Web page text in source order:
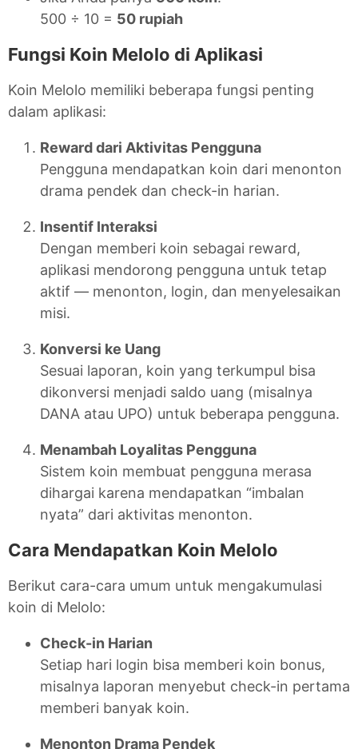
500 ÷ 10 = 50 rupiah
Fungsi Koin Melolo di Aplikasi
Koin Melolo memiliki beberapa fungsi penting
dalam aplikasi:
Reward dari Aktivitas Pengguna
Pengguna mendapatkan koin dari menonton
drama pendek dan check-in harian.
Insentif Interaksi
Dengan memberi koin sebagai reward,
aplikasi mendorong pengguna untuk tetap
aktif — menonton, login, dan menyelesaikan
misi.
Konversi ke Uang
Sesuai laporan, koin yang terkumpul bisa
dikonversi menjadi saldo uang (misalnya
DANA atau UPO) untuk beberapa pengguna.
Menambah Loyalitas Pengguna
Sistem koin membuat pengguna merasa
dihargai karena mendapatkan “imbalan
nyata” dari aktivitas menonton.
Cara Mendapatkan Koin Melolo
Berikut cara-cara umum untuk mengakumulasi
koin di Melolo:
Check-in Harian
Setiap hari login bisa memberi koin bonus,
misalnya laporan menyebut check-in pertama
memberi banyak koin.
Menonton Drama Pendek